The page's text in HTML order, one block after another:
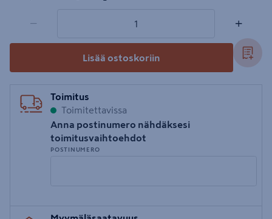
− +
Lisää ostoskoriin
Toimitus
Toimitettavissa
Anna postinumero nähdäksesi
toimitusvaihtoehdot
POSTINUMERO